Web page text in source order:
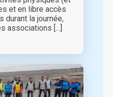
et en libre accès
durant la journée,
associations [...]